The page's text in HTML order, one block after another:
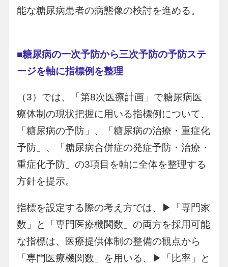
能な糖尿病患者の病態像の検討を進める。
■糖尿病の一次予防から三次予防の予防ステ
ージを軸に指標例を整理
（3）では、「第8次医療計画」で糖尿病医
療体制の現状把握に用いる指標例について、
「糖尿病の予防」、「糖尿病の治療・重症化
予防」、「糖尿病合併症の発症予防・治療・
重症化予防」の3項目を軸に全体を整理する
方針を提示。
指標を設定する際の考え方では、▶「専門家
数」と「専門医療機関数」の両方を採用可能
な指標は、医療提供体制の整備の観点から
「専門医療機関数」を用いる、▶「比率」と